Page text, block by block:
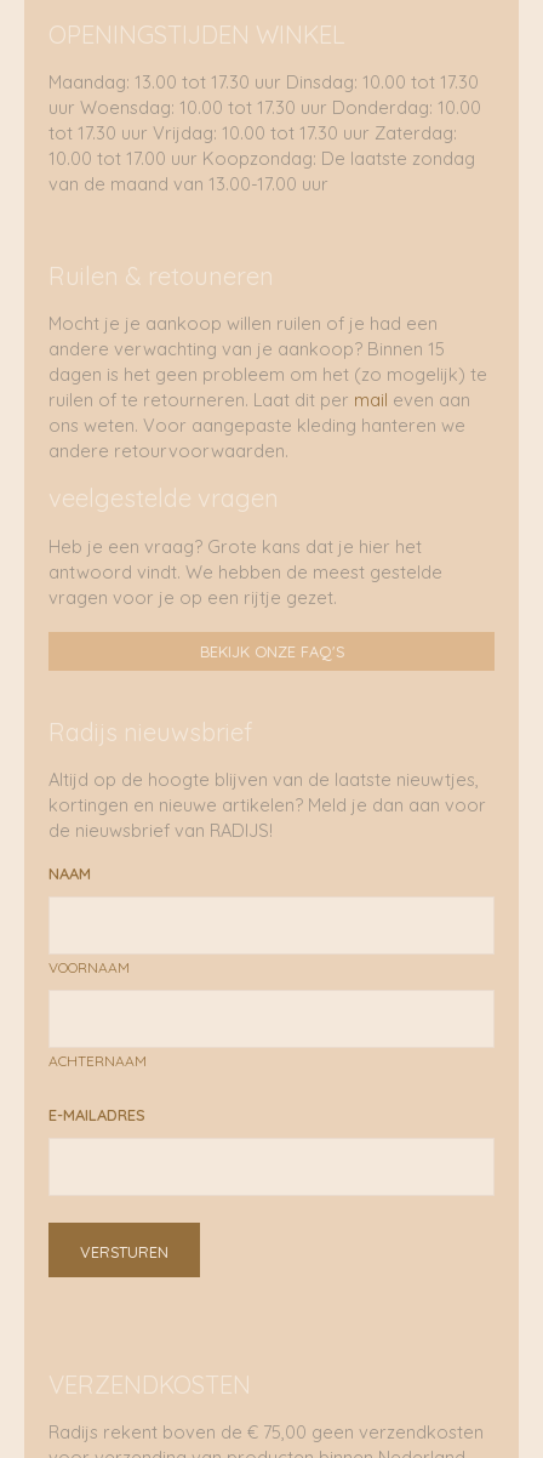
OPENINGSTIJDEN WINKEL
Maandag: 13.00 tot 17.30 uur Dinsdag: 10.00 tot 17.30
uur Woensdag: 10.00 tot 17.30 uur Donderdag: 10.00
tot 17.30 uur Vrijdag: 10.00 tot 17.30 uur Zaterdag:
10.00 tot 17.00 uur Koopzondag: De laatste zondag
van de maand van 13.00-17.00 uur
Ruilen & retouneren
Mocht je je aankoop willen ruilen of je had een
andere verwachting van je aankoop? Binnen 15
dagen is het geen probleem om het (zo mogelijk) te
ruilen of te retourneren. Laat dit per mail even aan
ons weten. Voor aangepaste kleding hanteren we
andere retourvoorwaarden.
veelgestelde vragen
Heb je een vraag? Grote kans dat je hier het
antwoord vindt. We hebben de meest gestelde
vragen voor je op een rijtje gezet.
BEKIJK ONZE FAQ'S
Radijs nieuwsbrief
Altijd op de hoogte blijven van de laatste nieuwtjes,
kortingen en nieuwe artikelen? Meld je dan aan voor
de nieuwsbrief van RADIJS!
NAAM
VOORNAAM
ACHTERNAAM
E-MAILADRES
VERSTUREN
VERZENDKOSTEN
Radijs rekent boven de € 75,00 geen verzendkosten